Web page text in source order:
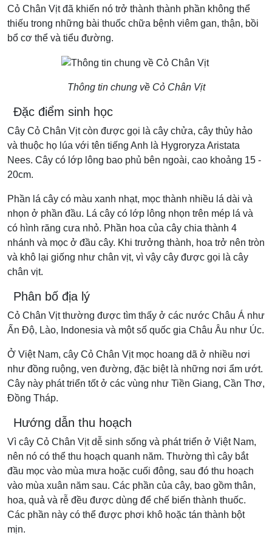
Cỏ Chân Vịt đã khiến nó trở thành thành phần không thể
thiếu trong những bài thuốc chữa bệnh viêm gan, thận, bồi
bổ cơ thể và tiểu đường.
Thông tin chung về Cỏ Chân Vịt
Đặc điểm sinh học
Cây Cỏ Chân Vịt còn được gọi là cây chửa, cây thủy hảo
và thuộc họ lúa với tên tiếng Anh là Hygroryza Aristata
Nees. Cây có lớp lông bao phủ bên ngoài, cao khoảng 15 -
20cm.
Phần lá cây có màu xanh nhạt, mọc thành nhiều lá dài và
nhọn ở phần đầu. Lá cây có lớp lông nhọn trên mép lá và
có hình răng cưa nhỏ. Phần hoa của cây chia thành 4
nhánh và mọc ở đầu cây. Khi trưởng thành, hoa trở nên tròn
và khô lại giống như chân vịt, vì vậy cây được gọi là cây
chân vịt.
Phân bố địa lý
Cỏ Chân Vịt thường được tìm thấy ở các nước Châu Á như
Ấn Độ, Lào, Indonesia và một số quốc gia Châu Âu như Úc.
Ở Việt Nam, cây Cỏ Chân Vịt mọc hoang dã ở nhiều nơi
như đồng ruộng, ven đường, đặc biệt là những nơi ẩm ướt.
Cây này phát triển tốt ở các vùng như Tiền Giang, Cần Thơ,
Đồng Tháp.
Hướng dẫn thu hoạch
Vì cây Cỏ Chân Vịt dễ sinh sống và phát triển ở Việt Nam,
nên nó có thể thu hoạch quanh năm. Thường thì cây bắt
đầu mọc vào mùa mưa hoặc cuối đông, sau đó thu hoạch
vào mùa xuân năm sau. Các phần của cây, bao gồm thân,
hoa, quả và rễ đều được dùng để chế biến thành thuốc.
Các phần này có thể được phơi khô hoặc tán thành bột
mịn.